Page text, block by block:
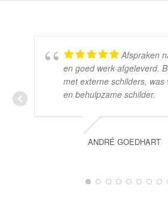
Afspraken
en goed werk afgeleverd.
met externe schilders, was
en behulpzame schilder.
ANDRÉ GOEDHART
1 2 3 4 5 6 7 8